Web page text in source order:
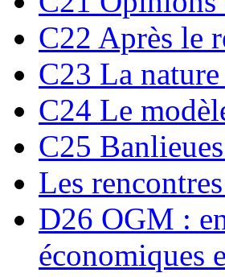
C22 Après le
C23 La
C24 Le
C25
Les
D26 OGM :
économiques